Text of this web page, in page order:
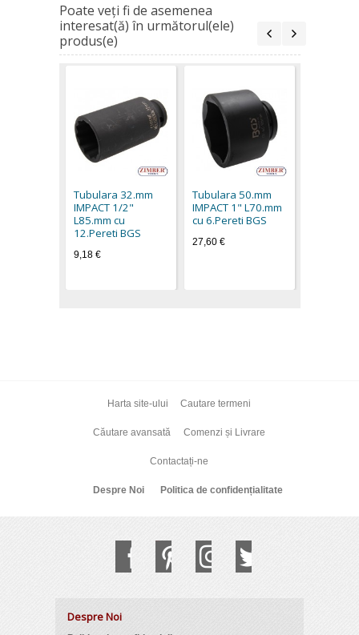
Poate veţi fi de asemenea
interesat(ă) în următorul(ele)
produs(e)
Tubulara 32.mm
IMPACT 1/2"
L85.mm cu
12.Pereti BGS
9,18 €
Tubulara 50.mm
IMPACT 1" L70.mm
cu 6.Pereti BGS
27,60 €
Harta site-ului Cautare termeni
Căutare avansată Comenzi și Livrare
Contactați-ne
Despre Noi Politica de confidențialitate
Despre Noi